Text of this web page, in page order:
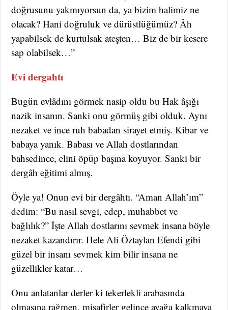
doğrusunu yakmıyorsun da, ya bizim halimiz ne
olacak? Hani doğruluk ve dürüstlüğümüz? Âh
yapabilsek de kurtulsak ateşten… Biz de bir kesere
sap olabilsek…”
Evi dergahtı
Bugün evlâdını görmek nasip oldu bu Hak âşığı
nazik insanın. Sanki onu görmüş gibi olduk. Aynı
nezaket ve ince ruh babadan sirayet etmiş. Kibar ve
babaya yanık. Babası ve Allah dostlarından
bahsedince, elini öpüp başına koyuyor. Sanki bir
dergâh eğitimi almış.
Öyle ya! Onun evi bir dergâhtı. “Aman Allah’ım”
dedim: “Bu nasıl sevgi, edep, muhabbet ve
bağlılık?” İşte Allah dostlarını sevmek insana böyle
nezaket kazandırır. Hele Ali Öztaylan Efendi gibi
güzel bir insanı sevmek kim bilir insana ne
güzellikler katar…
Onu anlatanlar derler ki tekerlekli arabasında
olmasına rağmen, misafirler gelince ayağa kalkmaya